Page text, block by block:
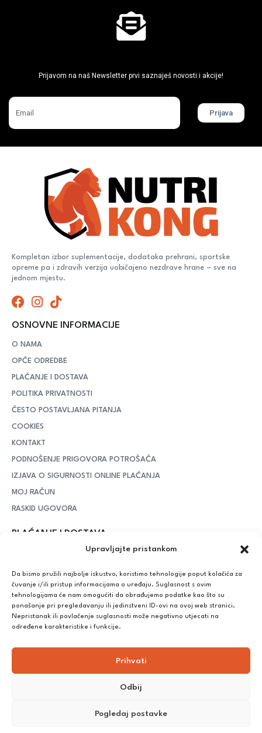
Upravljajte pristankom
Da bismo pružili najbolje iskustvo, koristimo tehnologije poput kolačića za
čuvanje i/ili pristup informacijama o uređaju. Suglasnost s ovim
tehnologijama će nam omogućiti da obrađujemo podatke kao što su
ponašanje pri pregledavanju ili jedinstveni ID-ovi na ovoj web stranici.
Nepristanak ili povlačenje suglasnosti može negativno utjecati na
određene karakteristike i funkcije.
Prihvati
Odbij
Pogledaj postavke
Prijavom na naš Newsletter prvi saznaješ novosti i akcije!
Prijava
Kompletan izbor suplementacije, dodataka prehrani, sportske
opreme pa i zdravih verzija uobičajeno nezdrave hrane – sve na
jednom mjestu.
OSNOVNE INFORMACIJE
O NAMA
OPĆE ODREDBE
PLAĆANJE I DOSTAVA
POLITIKA PRIVATNOSTI
ČESTO POSTAVLJANA PITANJA
COOKIES
KONTAKT
PODNOŠENJE PRIGOVORA POTROŠAČA
IZJAVA O SIGURNOSTI ONLINE PLAĆANJA
MOJ RAČUN
RASKID UGOVORA
PLAĆANJE I DOSTAVA
– iznad potrošenih 55 eura dostava je
Plaćanje:
Bankovna transakcija, plaćanje prilikom preuzimanja, CorvusPay